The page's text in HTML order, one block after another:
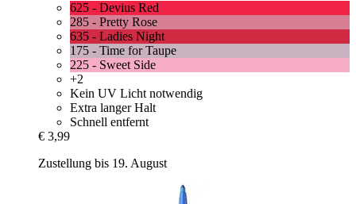
625 - Devius Red
285 - Pretty Rose
635 - Ladies Night
175 - Time for Taupe
225 - Sweet Side
+2
Kein UV Licht notwendig
Extra langer Halt
Schnell entfernt
€ 3,99
Zustellung bis 19. August